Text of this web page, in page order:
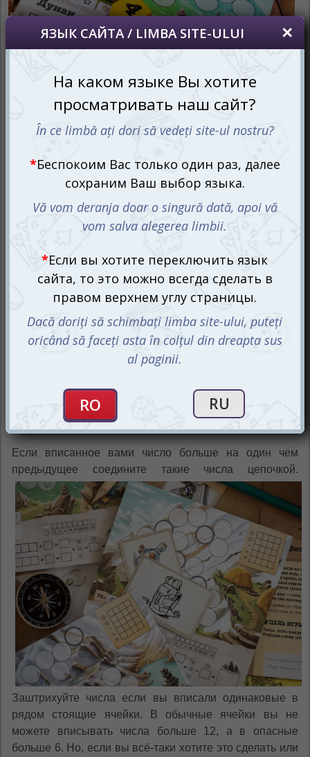
Каждый игрок получает в своё распоряжение по листу
выбранной трассы, а также ручку или карандаш.
раундов, которые будут проходить аналогично. Один из
игроков бросает оба кубика, а все остальные
чисел, меньшее или большее выпавшее число, либо их
произведение. Выбранное действие отметьте в
соответствующем ряду на своём листе. Но если все
вы не сможете выбрать до конца текущей партии.
Числовое значение необходимо вписать в любую
круглую ячейку своего листа, но каждый следующий
клетки с ранее заполненными. В зависимости от
вписанного вами числа примените соответствующий
эффект.
Если вписанное вами число больше на один чем
предыдущее соедините такие числа цепочкой.
Заштрихуйте числа если вы вписали одинаковые в
рядом стоящие ячейки. В обычные ячейки вы не
можете вписывать числа больше 12, а в опасные
больше 6. Но, если вы всё-таки хотите это сделать или